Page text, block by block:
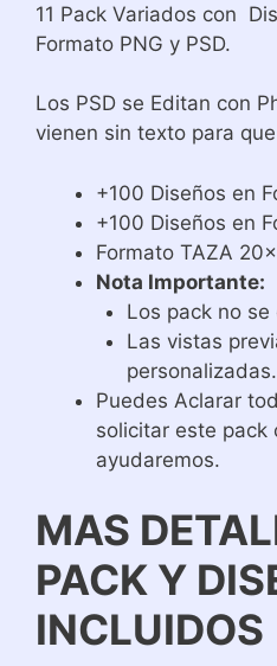
11 Pack Variados con
Formato PNG y PSD.
Los PSD se Editan con
vienen sin texto para
+100 Diseños en
+100 Diseños en
Formato TAZA
Nota Importante:
Los pack no se
Las vistas
personalizadas.
Puedes Aclarar
solicitar este pack
ayudaremos.
MAS
PACK Y
INCLUIDOS